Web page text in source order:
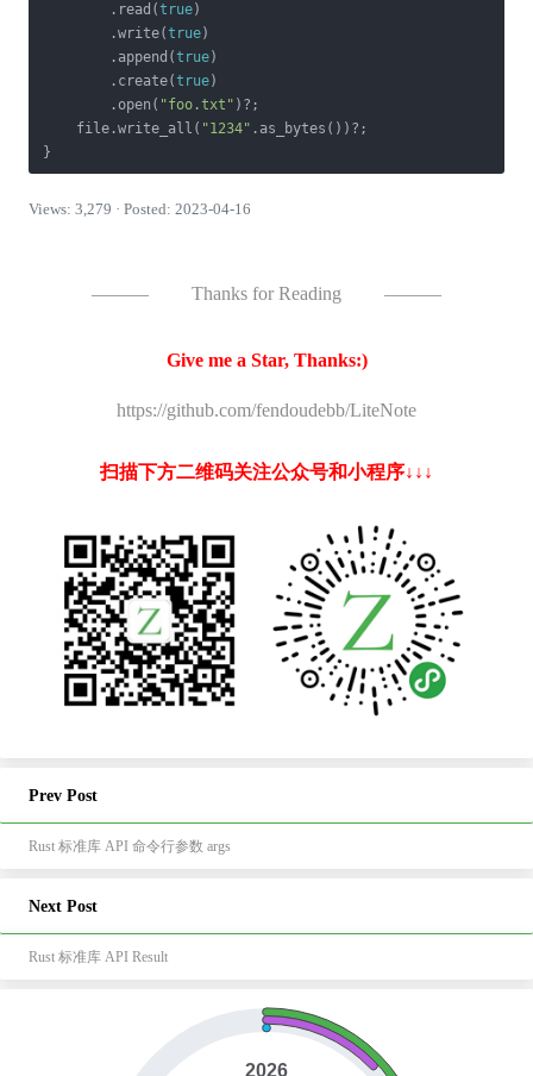
        .read(
true)
        .write(
true)
        .append(
true)
        .create(
true)
        .open(
"foo.txt" )?;
    file.write_all(
"1234" .as_bytes())?;
}
Views: 3,279 · Posted: 2023-04-16
——— Thanks for Reading ———
Give me a Star, Thanks:)
https://github.com/fendoudebb/LiteNote
扫描下方二维码关注公众号和小程序↓↓↓
Prev Post
Rust 标准库 API 命令行参数 args
Next Post
Rust 标准库 API Result